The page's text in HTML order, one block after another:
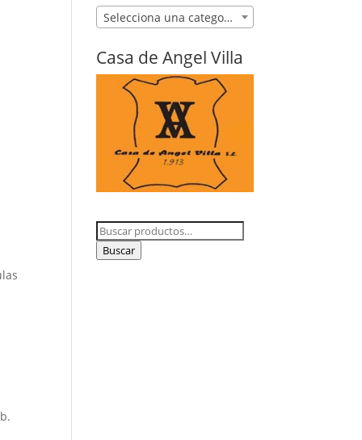
Selecciona una categoría
Casa de Angel Villa
Buscar
por:
Buscar